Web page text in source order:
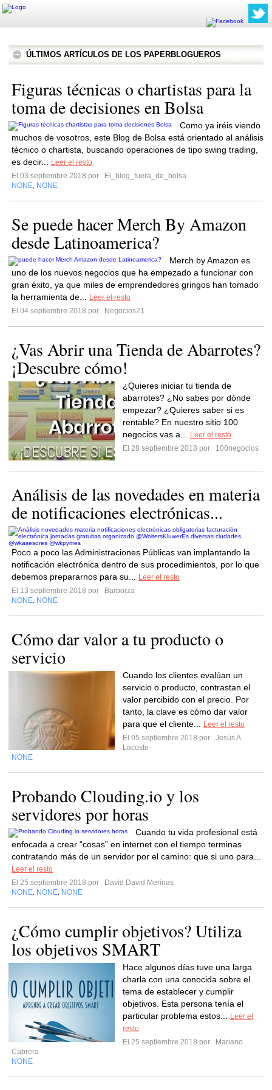
ÚLTIMOS ARTÍCULOS DE LOS PAPERBLOGUEROS
Figuras técnicas o chartistas para la
toma de decisiones en Bolsa
Como ya iréis viendo
muchos de vosotros, este Blog de Bolsa está orientado al análisis
técnico o chartista, buscando operaciones de tipo swing trading,
es decir...
Leer el resto
El 03 septiembre 2018 por
El_blog_fuera_de_bolsa
NONE NONE
Se puede hacer Merch By Amazon
desde Latinoamerica?
Merch by Amazon es
uno de los nuevos negocios que ha empezado a funcionar con
gran éxito, ya que miles de emprendedores gringos han tomado
la herramienta de...
Leer el resto
El 04 septiembre 2018 por
Negocios21
¿Vas Abrir una Tienda de Abarrotes?
¡Descubre cómo!
¿Quieres iniciar tu tienda de
abarrotes? ¿No sabes por dónde
empezar? ¿Quieres saber si es
rentable? En nuestro sitio 100
negocios vas a...
Leer el resto
El 28 septiembre 2018 por
100negocios
Análisis de las novedades en materia
de notificaciones electrónicas...
Poco a poco las Administraciones Públicas van implantando la
notificación electrónica dentro de sus procedimientos, por lo que
debemos prepararnos para su...
Leer el resto
El 13 septiembre 2018 por
Barborza
NONE NONE
Cómo dar valor a tu producto o
servicio
Cuando los clientes evalúan un
servicio o producto, contrastan el
valor percibido con el precio. Por
tanto, la clave es cómo dar valor
para que el cliente...
Leer el resto
El 05 septiembre 2018 por
Jesús A.
Lacoste
NONE
Probando Clouding.io y los
servidores por horas
Cuando tu vida profesional está
enfocada a crear “cosas” en internet con el tiempo terminas
contratando más de un servidor por el camino: que si uno para...
Leer el resto
El 25 septiembre 2018 por
David David Merinas
NONE NONE NONE
¿Cómo cumplir objetivos? Utiliza
los objetivos SMART
Hace algunos días tuve una larga
charla con una conocida sobre el
tema de establecer y cumplir
objetivos. Esta persona tenía el
particular problema estos...
Leer el
resto
El 25 septiembre 2018 por
Mariano
Cabrera
NONE